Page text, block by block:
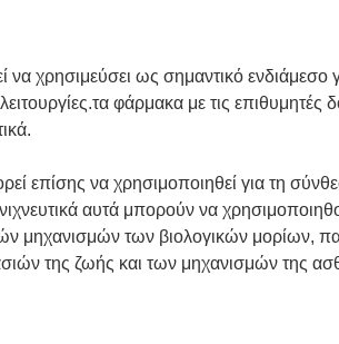
χρησιμεύσει ως σημαντικό ενδιάμεσο
φάρμακα με τις επιθυμητές
επίσης να χρησιμοποιηθεί για τη
αυτά μπορούν να
μηχανισμών των βιολογικών μορίων,
της ζωής και των μηχανισμών της